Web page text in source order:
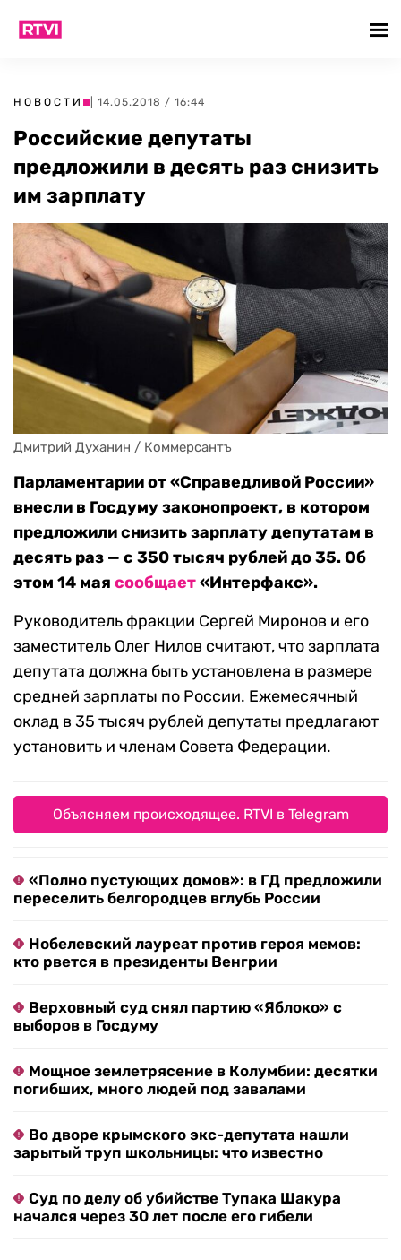
НОВОСТИ | 14.05.2018 / 16:44
Российские депутаты
предложили в десять раз снизить
им зарплату
Дмитрий Духанин / Коммерсантъ
Парламентарии от «Справедливой России»
внесли в Госдуму законопроект, в котором
предложили снизить зарплату депутатам в
десять раз — с 350 тысяч рублей до 35. Об
этом 14 мая сообщает«Интерфакс».
Руководитель фракции Сергей Миронов и его
заместитель Олег Нилов считают, что зарплата
депутата должна быть установлена в размере
средней зарплаты по России. Ежемесячный
оклад в 35 тысяч рублей депутаты предлагают
установить и членам Совета Федерации.
Объясняем происходящее. RTVI в Telegram
«Полно пустующих домов»: в ГД предложили
переселить белгородцев вглубь России
Нобелевский лауреат против героя мемов:
кто рвется в президенты Венгрии
Верховный суд снял партию «Яблоко» с
выборов в Госдуму
Мощное землетрясение в Колумбии: десятки
погибших, много людей под завалами
Во дворе крымского экс-депутата нашли
зарытый труп школьницы: что известно
Суд по делу об убийстве Тупака Шакура
начался через 30 лет после его гибели